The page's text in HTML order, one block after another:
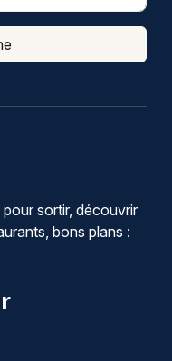
sortir, découvrir
bons plans :